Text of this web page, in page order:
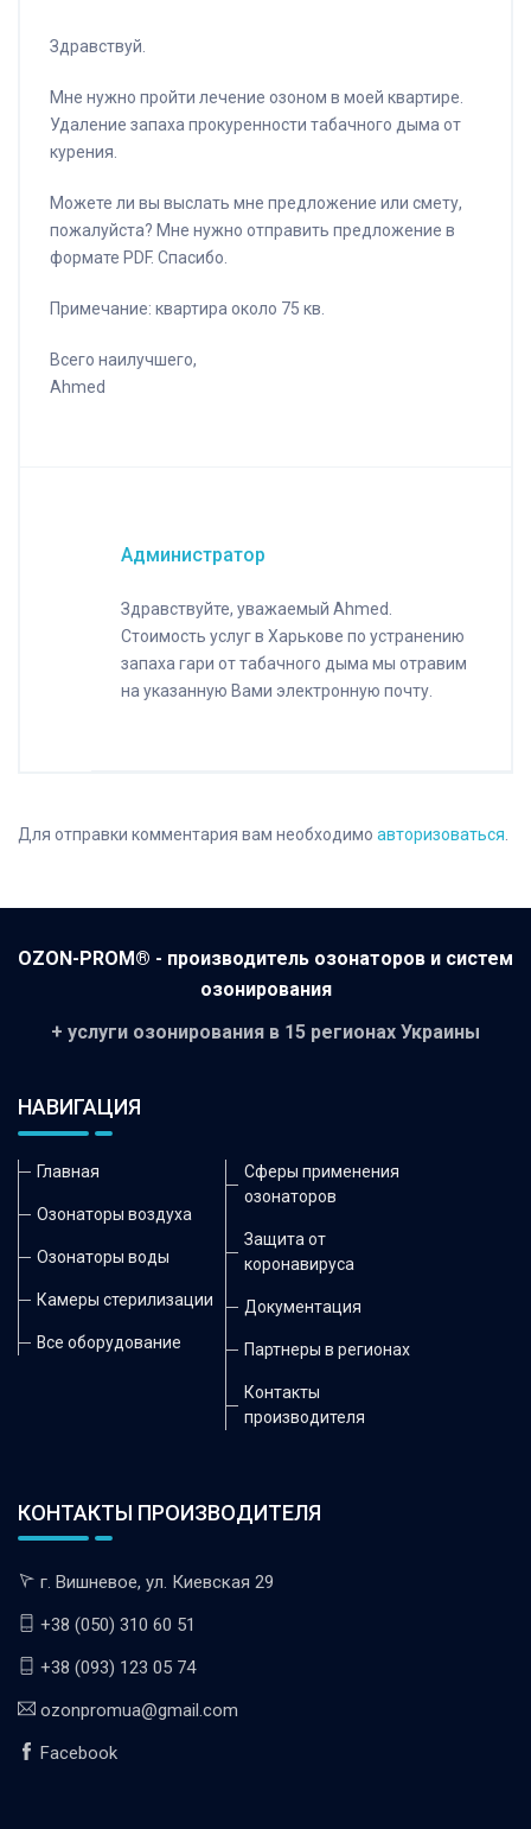
Здравствуй.
Мне нужно пройти лечение озоном в моей квартире.
Удаление запаха прокуренности табачного дыма от
курения.
Можете ли вы выслать мне предложение или смету,
пожалуйста? Мне нужно отправить предложение в
формате PDF. Спасибо.
Примечание: квартира около 75 кв.
Всего наилучшего,
Ahmed
Администратор
Здравствуйте, уважаемый Ahmed.
Стоимость услуг в Харькове по устранению
запаха гари от табачного дыма мы отравим
на указанную Вами электронную почту.
Для отправки комментария вам необходимо авторизоваться.
OZON-PROM® - производитель озонаторов и систем
озонирования
+ услуги озонирования в 15 регионах Украины
НАВИГАЦИЯ
Главная
Озонаторы воздуха
Озонаторы воды
Камеры стерилизации
Все оборудование
Сферы применения
озонаторов
Защита от
коронавируса
Документация
Партнеры в регионах
Контакты
производителя
КОНТАКТЫ ПРОИЗВОДИТЕЛЯ
г. Вишневое, ул. Киевская 29
+38 (050) 310 60 51
+38 (093) 123 05 74
ozonpromua@gmail.com
Facebook